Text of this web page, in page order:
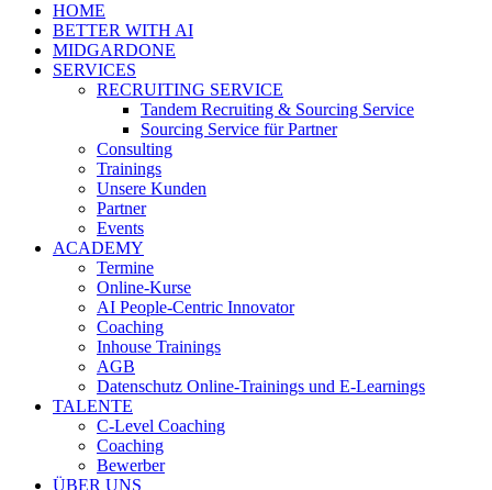
HOME
BETTER WITH AI
MIDGARDONE
SERVICES
RECRUITING SERVICE
Tandem Recruiting & Sourcing Service
Sourcing Service für Partner
Consulting
Trainings
Unsere Kunden
Partner
Events
ACADEMY
Termine
Online-Kurse
AI People-Centric Innovator
Coaching
Inhouse Trainings
AGB
Datenschutz Online-Trainings und E-Learnings
TALENTE
C-Level Coaching
Coaching
Bewerber
ÜBER UNS